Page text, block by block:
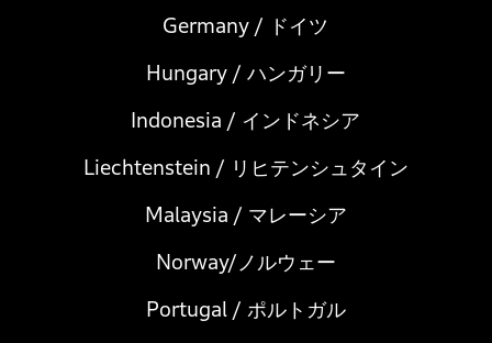
Germany / ドイツ
Hungary / ハンガリー
Indonesia / インドネシア
Liechtenstein / リヒテンシュタイン
Malaysia / マレーシア
Norway/ノルウェー
Portugal / ポルトガル